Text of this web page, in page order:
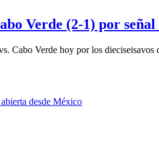
Verde (2-1) por
Cabo Verde hoy por los dieciseisavos